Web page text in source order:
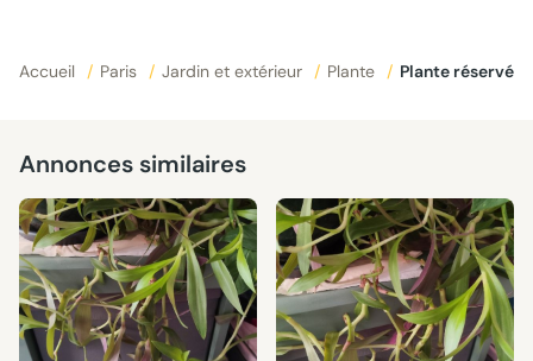
Accueil / Paris / Jardin et extérieur / Plante / Plante réservé
Annonces similaires